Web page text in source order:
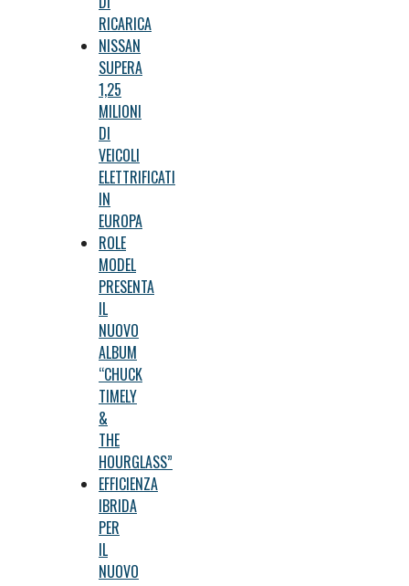
RICARICA
NISSAN
SUPERA
1,25
MILIONI
DI
VEICOLI
ELETTRIFICATI
IN
EUROPA
ROLE
MODEL
PRESENTA
IL
NUOVO
ALBUM
“CHUCK
TIMELY
&
THE
HOURGLASS”
EFFICIENZA
IBRIDA
PER
IL
NUOVO